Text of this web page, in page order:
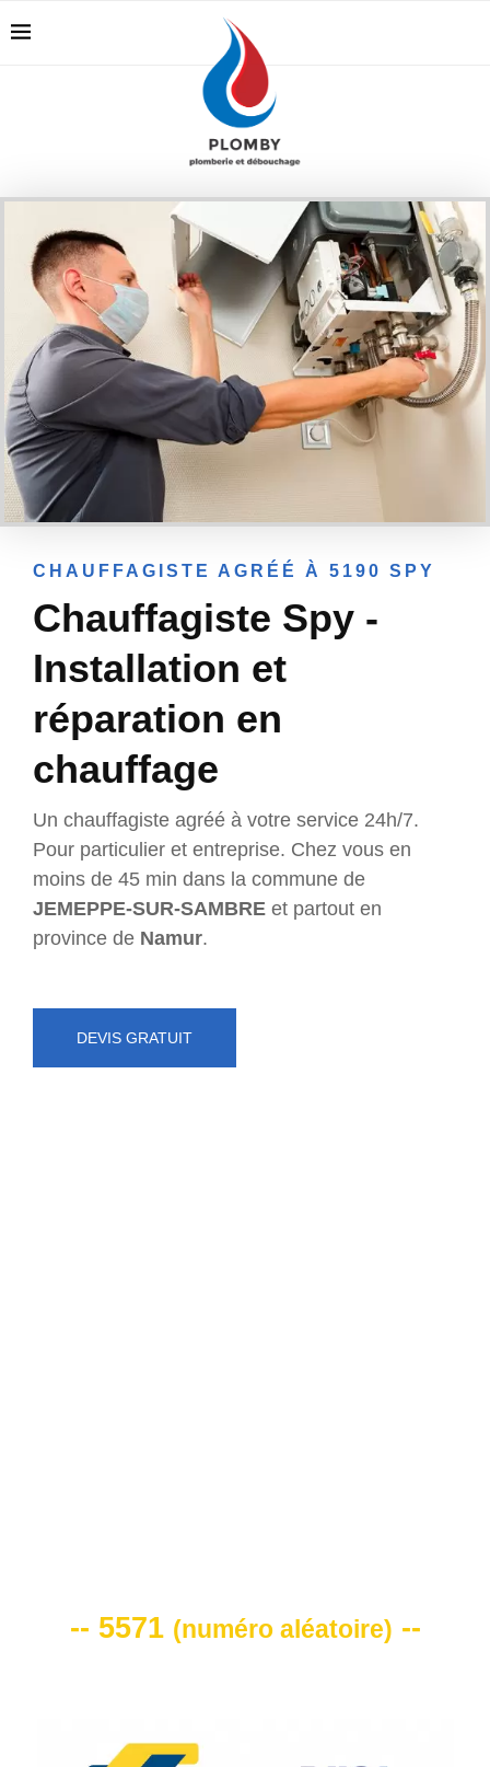
CHAUFFAGISTE AGRÉÉ À 5190 SPY
Chauffagiste Spy -
Installation et
réparation en
chauffage
Un chauffagiste agréé à votre service 24h/7.
Pour particulier et entreprise. Chez vous en
moins de 45 min dans la commune de
JEMEPPE-SUR-SAMBRE et partout en
province de Namur.
DEVIS GRATUIT
-- 5571 (numéro aléatoire) --